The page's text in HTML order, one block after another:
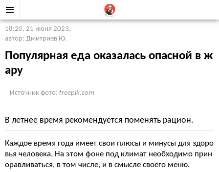
18:20, 21 июня 2023,
автор: Дмитриев Ю.
Популярная еда оказалась опасной в ж
ару
Источник фото: freepik.com
В летнее время рекомендуется поменять рацион.
Каждое время года имеет свои плюсы и минусы для здоро
вья человека. На этом фоне под климат необходимо прин
оравливаться, в том числе, и в смысле своего меню.